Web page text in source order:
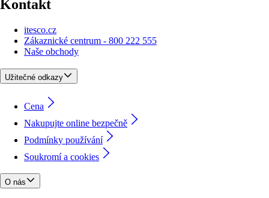
Kontakt
itesco.cz
Zákaznické centrum - 800 222 555
Naše obchody
Užitečné odkazy
Cena
Nakupujte online bezpečně
Podmínky používání
Soukromí a cookies
O nás